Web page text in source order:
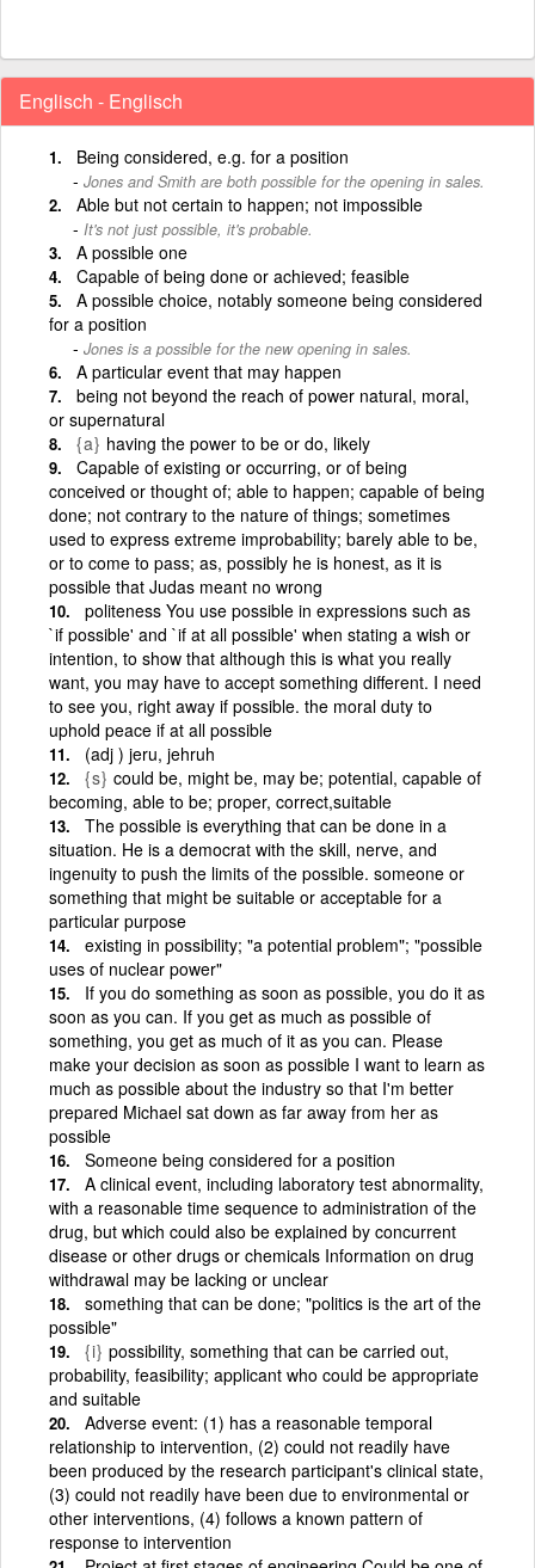
Englisch - Englisch
Being considered, e.g. for a position
Jones and Smith are both possible for the opening in sales.
Able but not certain to happen; not impossible
It's not just possible, it's probable.
A possible one
Capable of being done or achieved; feasible
A possible choice, notably someone being considered
for a position
Jones is a possible for the new opening in sales.
A particular event that may happen
being not beyond the reach of power natural, moral,
or supernatural
{a} having the power to be or do, likely
Capable of existing or occurring, or of being
conceived or thought of; able to happen; capable of being
done; not contrary to the nature of things; sometimes
used to express extreme improbability; barely able to be,
or to come to pass; as, possibly he is honest, as it is
possible that Judas meant no wrong
politeness You use possible in expressions such as
`if possible' and `if at all possible' when stating a wish or
intention, to show that although this is what you really
want, you may have to accept something different. I need
to see you, right away if possible. the moral duty to
uphold peace if at all possible
(adj ) jeru, jehruh
{s} could be, might be, may be; potential, capable of
becoming, able to be; proper, correct,suitable
The possible is everything that can be done in a
situation. He is a democrat with the skill, nerve, and
ingenuity to push the limits of the possible. someone or
something that might be suitable or acceptable for a
particular purpose
existing in possibility; "a potential problem"; "possible
uses of nuclear power"
If you do something as soon as possible, you do it as
soon as you can. If you get as much as possible of
something, you get as much of it as you can. Please
make your decision as soon as possible I want to learn as
much as possible about the industry so that I'm better
prepared Michael sat down as far away from her as
possible
Someone being considered for a position
A clinical event, including laboratory test abnormality,
with a reasonable time sequence to administration of the
drug, but which could also be explained by concurrent
disease or other drugs or chemicals Information on drug
withdrawal may be lacking or unclear
something that can be done; "politics is the art of the
possible"
{i} possibility, something that can be carried out,
probability, feasibility; applicant who could be appropriate
and suitable
Adverse event: (1) has a reasonable temporal
relationship to intervention, (2) could not readily have
been produced by the research participant's clinical state,
(3) could not readily have been due to environmental or
other interventions, (4) follows a known pattern of
response to intervention